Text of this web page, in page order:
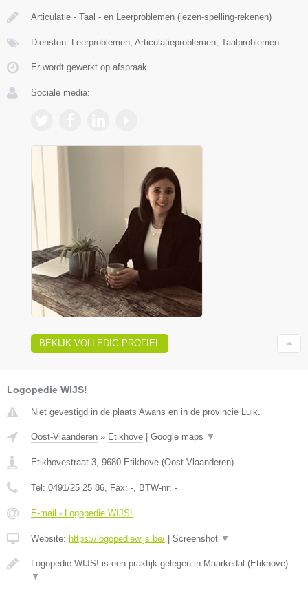
Articulatie - Taal - en Leerproblemen (lezen-spelling-rekenen)
Diensten: Leerproblemen, Articulatieproblemen, Taalproblemen
Er wordt gewerkt op afspraak.
Sociale media:
BEKIJK VOLLEDIG PROFIEL
Logopedie WIJS!
Niet gevestigd in de plaats Awans en in de provincie Luik.
Oost-Vlaanderen » Etikhove Google maps ▼
Etikhovestraat 3, 9680 Etikhove (Oost-Vlaanderen)
Tel: 0491/25 25 86, Fax: -, BTW-nr: -
E-mail › Logopedie WIJS!
Website: https://logopediewijs.be/ Screenshot ▼
Logopedie WIJS! is een praktijk gelegen in Maarkedal (Etikhove).
▼